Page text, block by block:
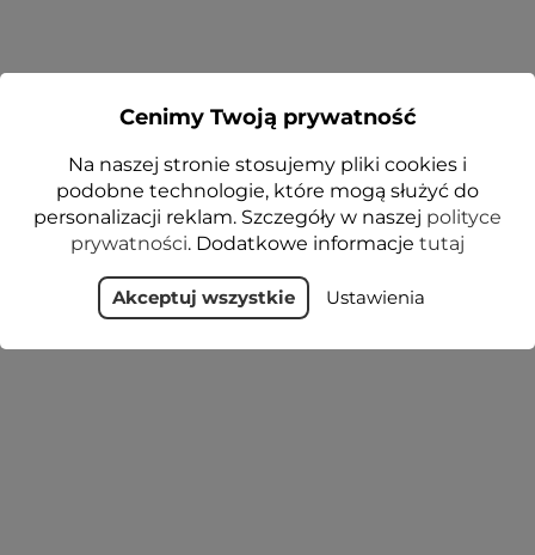
Cenimy Twoją prywatność
Na naszej stronie stosujemy pliki cookies i
podobne technologie, które mogą służyć do
personalizacji reklam. Szczegóły w naszej polityce
prywatności. Dodatkowe informacje tutaj
Akceptuj wszystkie Ustawienia